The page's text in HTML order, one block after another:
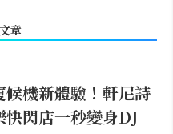
章
機新體驗！軒尼詩
快閃店一秒變身DJ